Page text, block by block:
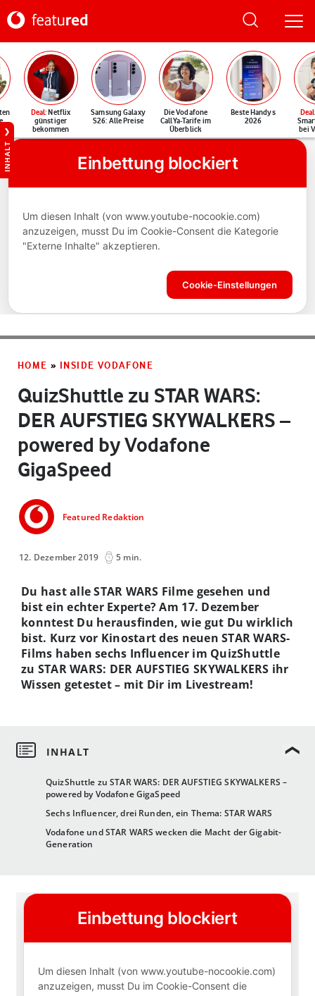
Deal: Netflix
günstiger
bekommen
Samsung Galaxy
S26: Alle Preise
Die Vodafone
CallYa-Tarife im
Überblick
Beste Handys
2026
Deal
bei
INHALT
HOME » INSIDE VODAFONE
QuizShuttle zu STAR WARS:
DER AUFSTIEG SKYWALKERS –
powered by Vodafone
GigaSpeed
Featured Redaktion
12. Dezember 2019 5 min.
QuizShuttle zu STAR WARS: DER AUFSTIEG SKYWALKERS –
powered by Vodafone GigaSpeed
Sechs Influencer, drei Runden, ein Thema: STAR WARS
Vodafone und STAR WARS wecken die Macht der Gigabit-
Generation
Du hast alle STAR WARS Filme gesehen und
bist ein echter Experte? Am 17. Dezember
konntest Du herausfinden, wie gut Du wirklich
bist. Kurz vor Kinostart des neuen STAR WARS-
Films haben sechs Influencer im QuizShuttle
zu STAR WARS: DER AUFSTIEG SKYWALKERS ihr
Wissen getestet – mit Dir im Livestream!